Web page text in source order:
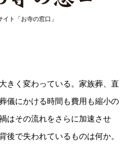
イト「お寺の窓口」
きく変わっている。家族葬、直
儀にかける時間も費用も縮小の
はその流れをさらに加速させ
後で失われているものは何か。